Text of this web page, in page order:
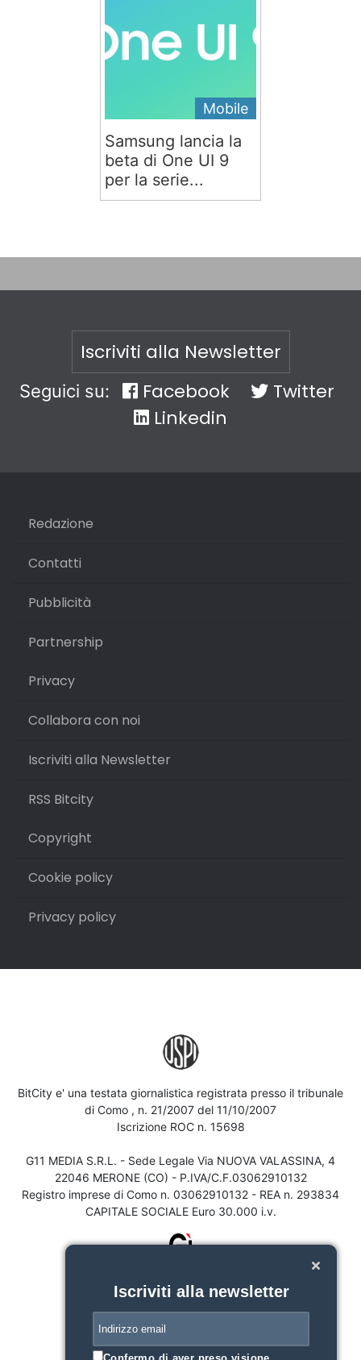
Mobile
Samsung lancia la
beta di One UI 9
per la serie...
Iscriviti alla Newsletter
Seguici su: Facebook
Twitter
Linkedin
Redazione
Contatti
Pubblicità
Partnership
Privacy
Collabora con noi
Iscriviti alla Newsletter
RSS Bitcity
Copyright
Cookie policy
Privacy policy
BitCity e' una testata giornalistica registrata presso il tribunale
di Como , n. 21/2007 del 11/10/2007
Iscrizione ROC n. 15698
G11 MEDIA S.R.L. - Sede Legale Via NUOVA VALASSINA, 4
22046 MERONE (CO) - P.IVA/C.F.03062910132
Registro imprese di Como n. 03062910132 - REA n. 293834
CAPITALE SOCIALE Euro 30.000 i.v.
Iscriviti alla newsletter